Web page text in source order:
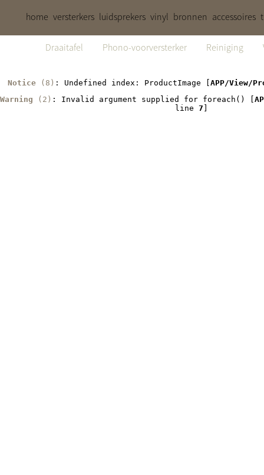
home versterkers luidsprekers vinyl bronnen accessoires
Draaitafel Phono-voorversterker Reiniging
Notice (8) : Undefined index: ProductImage [ APP/View/
Warning (2) : Invalid argument supplied for foreach() [
line 7